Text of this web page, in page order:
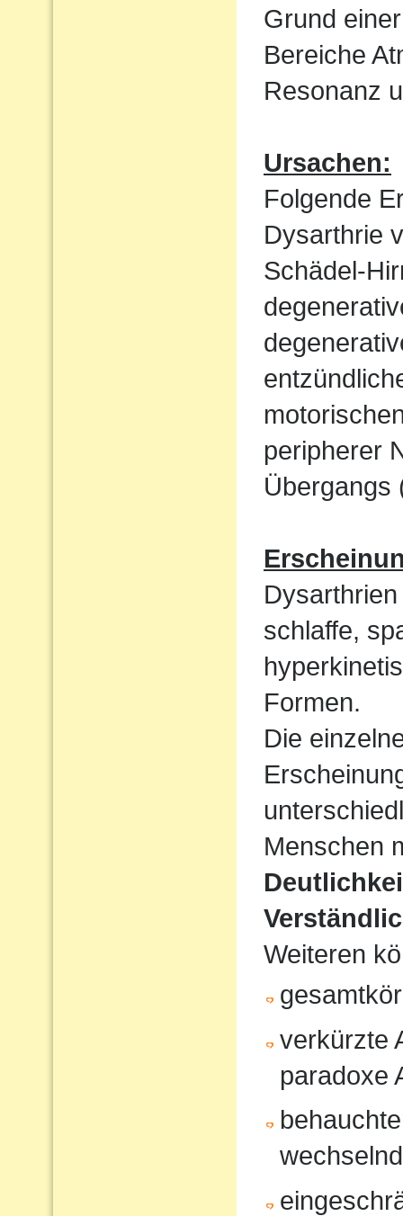
Grund
Bereiche
Resonanz
Ursachen:
Folgende
Dysarthrie
Schädel-
peripherer
Übergangs
schlaffe,
Formen.
Die
Menschen
Weiteren
verkürzte
paradoxe